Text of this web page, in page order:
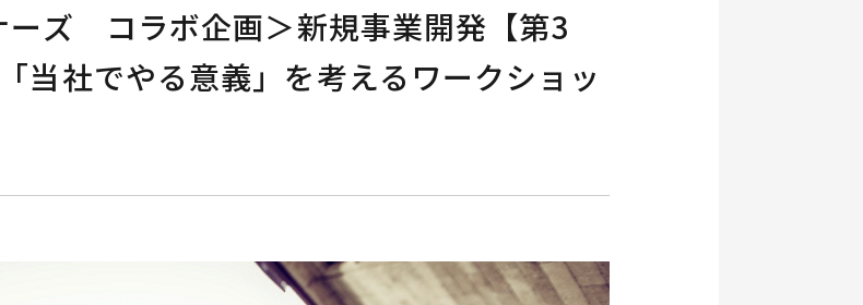
ーズ コラボ企画＞新規事業開発【第3
当社でやる意義」を考えるワークショッ